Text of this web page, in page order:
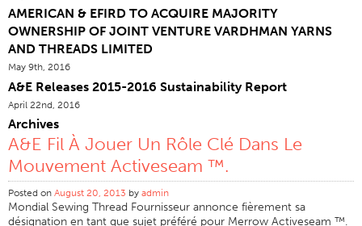
Marque
Construction Discussion
Application
Fil À Broder
Marque
Type De Fibre
Distributeur
Textiles Techniques
AMERICAN & EFIRD TO ACQUIRE MAJORITY
OWNERSHIP OF JOINT VENTURE VARDHMAN YARNS
AND THREADS LIMITED
May 9th, 2016
A&E Releases 2015-2016 Sustainability Report
April 22nd, 2016
Archives
A&E Fil À Jouer Un Rôle Clé Dans Le
Mouvement Activeseam ™.
Posted on August 20, 2013 by admin
Mondial Sewing Thread Fournisseur annonce fièrement sa
désignation en tant que sujet préféré pour Merrow Activeseam ™.